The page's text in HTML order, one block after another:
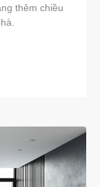
thêm chiều